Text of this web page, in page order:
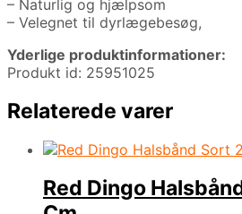
– Naturlig og hjælpsom
– Velegnet til dyrlægebesøg,
Yderlige produktinformationer:
Produkt id: 25951025
Relaterede varer
Red Dingo